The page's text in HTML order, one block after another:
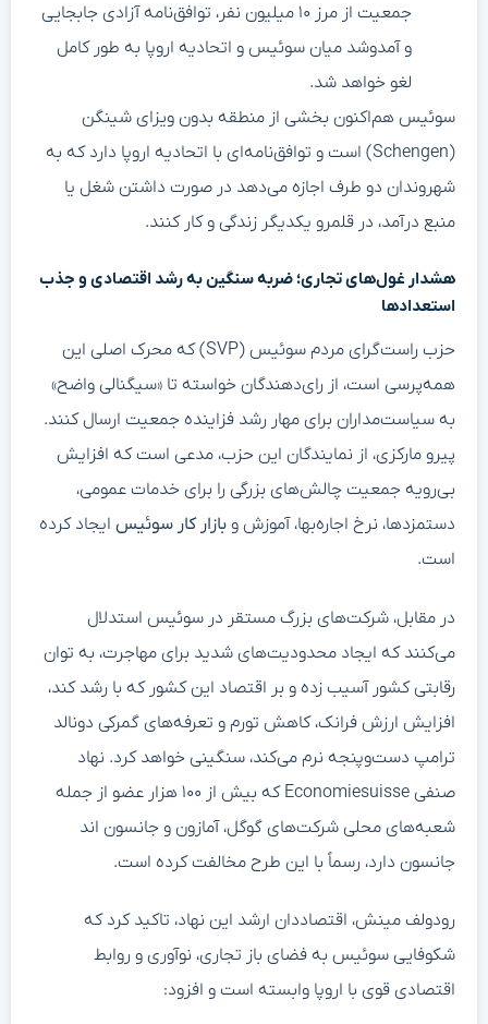
جمعیت از مرز ۱۰ میلیون نفر، توافق‌نامه آزادی جابجایی
و آمدوشد میان سوئیس و اتحادیه اروپا به طور کامل
لغو خواهد شد.
سوئیس هم‌اکنون بخشی از منطقه بدون ویزای شینگن
(Schengen) است و توافق‌نامه‌ای با اتحادیه اروپا دارد که به
شهروندان دو طرف اجازه می‌دهد در صورت داشتن شغل یا
منبع درآمد، در قلمرو یکدیگر زندگی و کار کنند.
هشدار غول‌های تجاری؛ ضربه سنگین به رشد اقتصادی و جذب
استعدادها
حزب راست‌گرای مردم سوئیس (SVP) که محرک اصلی این
همه‌پرسی است، از رای‌دهندگان خواسته تا «سیگنالی واضح»
به سیاست‌مداران برای مهار رشد فزاینده جمعیت ارسال کنند.
پیرو مارکزی، از نمایندگان این حزب، مدعی است که افزایش
بی‌رویه جمعیت چالش‌های بزرگی را برای خدمات عمومی،
دستمزدها، نرخ اجاره‌بها، آموزش و بازار کار سوئیس ایجاد کرده
است.
در مقابل، شرکت‌های بزرگ مستقر در سوئیس استدلال
می‌کنند که ایجاد محدودیت‌های شدید برای مهاجرت، به توان
رقابتی کشور آسیب زده و بر اقتصاد این کشور که با رشد کند،
افزایش ارزش فرانک، کاهش تورم و تعرفه‌های گمرکی دونالد
ترامپ دست‌وپنجه نرم می‌کند، سنگینی خواهد کرد. نهاد
صنفی Economiesuisse که بیش از ۱۰۰ هزار عضو از جمله
شعبه‌های محلی شرکت‌های گوگل، آمازون و جانسون اند
جانسون دارد، رسماً با این طرح مخالفت کرده است.
رودولف مینش، اقتصاددان ارشد این نهاد، تاکید کرد که
شکوفایی سوئیس به فضای باز تجاری، نوآوری و روابط
اقتصادی قوی با اروپا وابسته است و افزود: